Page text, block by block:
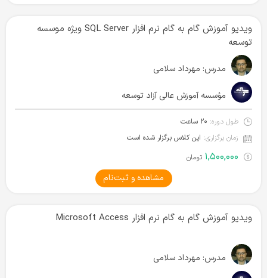
ویدیو آموزش گام به گام نرم افزار SQL Server ویژه موسسه
توسعه
مدرس: مهرداد سلامی
مؤسسه آموزش عالی آزاد توسعه
طول دوره: ۲۰ ساعت
زمان برگزاری: این کلاس برگزار شده است
۱,۵۰۰,۰۰۰ تومان
مشاهده و ثبت‌نام
ویدیو آموزش گام به گام نرم افزار Microsoft Access
مدرس: مهرداد سلامی